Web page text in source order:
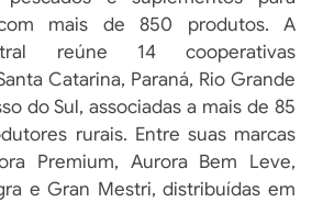
mais de 850 produtos. A
reúne 14 cooperativas
Catarina, Paraná, Rio Grande
do Sul, associadas a mais de 85
rurais. Entre suas marcas
Premium, Aurora Bem Leve,
e Gran Mestri, distribuídas em